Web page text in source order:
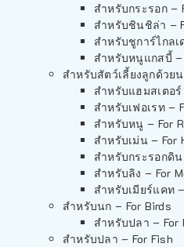
สำหรับกระรอก –
สำหรับชินชิล่า –
สำหรับชูการ์ไกล
สำหรับหนูแกสบี้ –
สำหรับสัตว์เลี้ยงลูกด้วย
สำหรับแฮมสเตอร์
สำหรับเฟอเรท –
สำหรับหนู – For
สำหรับเม่น – For
สำหรับกระรอกดิ
สำหรับลิง – For
สำหรับเมียร์แคท
สำหรับนก – For Birds
สำหรับปลา – For
สำหรับปลา – For Fish